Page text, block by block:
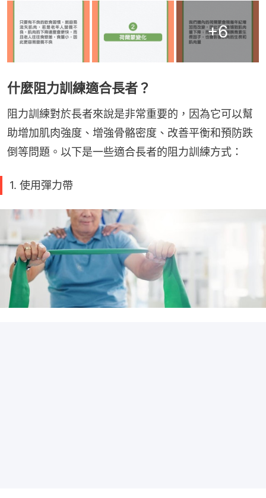
+6
什麼阻力訓練適合長者？
阻力訓練對於長者來說是非常重要的，因為它可以幫
助增加肌肉強度、增強骨骼密度、改善平衡和預防跌
倒等問題。以下是一些適合長者的阻力訓練方式：
1. 使用彈力帶